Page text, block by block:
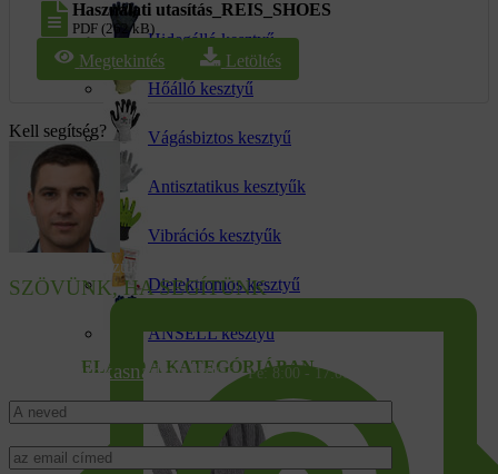
Hidegálló kesztyű
Hőálló kesztyű
Vágásbiztos kesztyű
Antisztatikus kesztyűk
Vibrációs kesztyűk
Dielektromos kesztyű
ANSELL kesztyű
ELADÓ A KATEGÓRIÁBAN
Használati utasítás_REIS_SHOES
PDF (262 kB)
Megtekintés Letöltés
Kell segítség?
Tanácsra van szüksége a választáshoz?
SZÖVÜNK, HA SEGÍTÜNK
info@munkasnadrag.huHé - Pé: 8:00 - 17:00